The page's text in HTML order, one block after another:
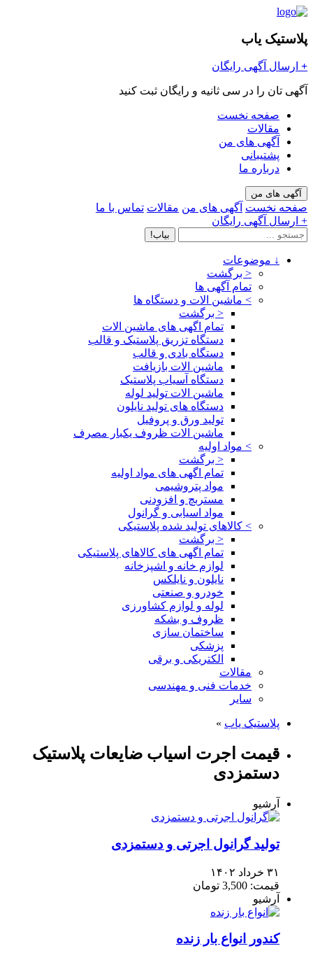
پلاستیک یاب
+ ارسال آگهی رایگان
آگهی تان را در سی ثانیه و رایگان ثبت کنید
صفحه نخست
مقالات
آگهی های من
پشتیبانی
درباره ما
آگهی های من
صفحه نخست آگهی های من مقالات تماس با ما
+ ارسال آگهی رایگان
بیاب!
↓ موضوعات
< برگشت
تمام آگهی ها
> ماشین الات و دستگاه ها
< برگشت
تمام اگهی های ماشین الات
دستگاه تزریق پلاستیک و قالب
دستگاه بادی و قالب
ماشین الات بازیافت
دستگاه آسیاب پلاستیک
ماشین الات تولید لوله
دستگاه های تولید نایلون
تولید ورق و پروفیل
ماشین الات ظروف یکبار مصرف
> مواد اولیه
< برگشت
تمام اگهی های مواد اولیه
مواد پتروشیمی
مستربچ و افزودنی
مواد اسیابی و گرانول
> کالاهای تولید شده پلاستیکی
< برگشت
تمام اگهی های کالاهای پلاستیکی
لوازم خانه و اشپزخانه
نایلون و نایلکس
خودرو و صنعتی
لوله و لوازم کشاورزی
ظروف و بشکه
ساختمان سازی
پزشکی
الکتریکی و برقی
مقالات
خدمات فنی و مهندسی
سایر
پلاستیک یاب »
قیمت اجرت اسیاب ضایعات پلاستیک
دستمزدی
آرشیو
تولید گرانول اجرتی و دستمزدی
۳۱ خرداد ۱۴۰۲
قیمت: 3,500 تومان
آرشیو
کندور انواع بار زنده